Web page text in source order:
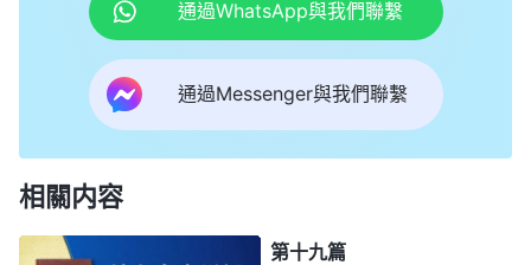
通過WhatsApp與我們聯繫
通過Messenger與我們聯繫
相關内容
第十九篇